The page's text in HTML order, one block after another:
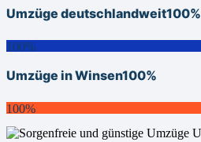
Umzüge deutschlandweit100%
100%
Umzüge in Winsen100%
100%